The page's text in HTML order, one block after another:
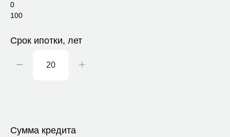
0
100
Срок ипотки, лет
Сумма кредита